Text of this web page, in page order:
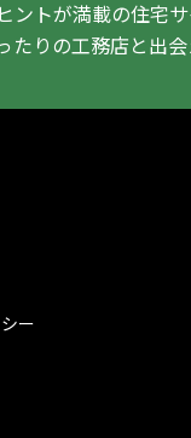
ントが満載の住宅サ
たりの工務店と出会
ー